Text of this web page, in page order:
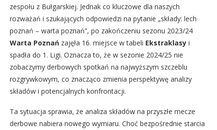
zespołu z Bułgarskiej. Jednak co kluczowe dla naszych
rozważań i szukających odpowiedzi na pytanie „składy: lech
poznań – warta poznań”, po zakończeniu sezonu 2023/24
Warta Poznań zajęła 16. miejsce w tabeli Ekstraklasy i
spadła do 1. Ligi. Oznacza to, że w sezonie 2024/25 nie
zobaczymy derbowych spotkań na najwyższym szczeblu
rozgrywkowym, co znacząco zmienia perspektywę analizy
składów i potencjalnych konfrontacji.
Ta sytuacja sprawia, że analiza składów na przyszłe mecze
derbowe nabiera nowego wymiaru. Choć bezpośrednie starcia